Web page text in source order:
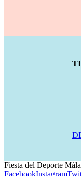
Fiesta del Deporte
FacebookInstagram